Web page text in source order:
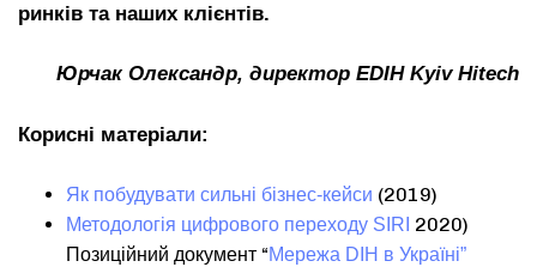
ринків та наших клієнтів.
Юрчак Олександр, директор EDIH Kyiv Hitech
Корисні матеріали:
Як побудувати сильні бізнес-кейси (2019)
Методологія цифрового переходу SIRI 2020)
Позиційний документ “Мережа DIH в Україні”